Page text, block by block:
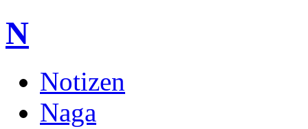
N
Notizen
Naga